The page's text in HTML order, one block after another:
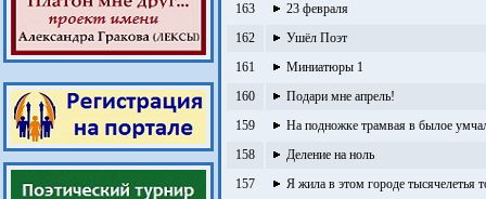
163 23 февраля
162 Ушёл Поэт
161 Миниатюры 1
160 Подари мне апрель!
159 На подножке трамвая в былое
158 Деление на ноль
157 Я жила в этом городе тысячелетья